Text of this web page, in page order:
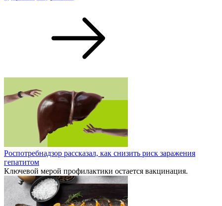
Роспотребнадзор рассказал, как снизить риск заражения
гепатитом
Ключевой мерой профилактики остается вакцинация.